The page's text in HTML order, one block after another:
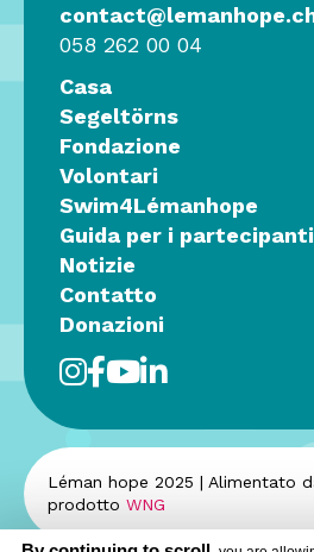
058 262 00 04
Casa
Segeltörns
Fondazione
Volontari
Swim4Lémanhope
Guida per i partecipanti
Notizie
Contatto
Donazioni
Léman hope 2025 | Alimentato
prodotto WNG